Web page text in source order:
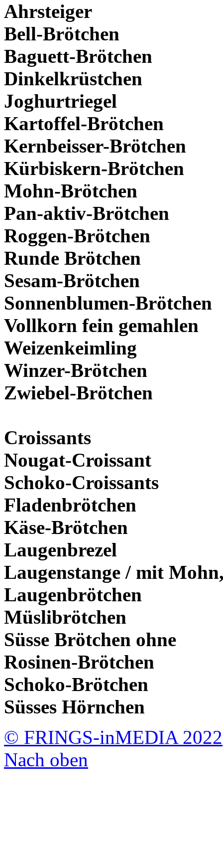
Ahrsteiger
Bell-Brötchen
Baguett-Brötchen
Dinkelkrüstchen
Joghurtriegel
Kartoffel-Brötchen
Kernbeisser-Brötchen
Kürbiskern-Brötchen
Mohn-Brötchen
Pan-aktiv-Brötchen
Roggen-Brötchen
Runde Brötchen
Sesam-Brötchen
Sonnenblumen-Brötchen
Vollkorn fein gemahlen
Weizenkeimling
Winzer-Brötchen
Zwiebel-Brötchen
Croissants
Nougat-Croissant
Schoko-Croissants
Fladenbrötchen
Käse-Brötchen
Laugenbrezel
Laugenstange / mit
Laugenbrötchen
Müslibrötchen
Süsse Brötchen ohne
Rosinen-Brötchen
Schoko-Brötchen
Süsses Hörnchen
© FRINGS-inMEDIA 2022
Nach oben